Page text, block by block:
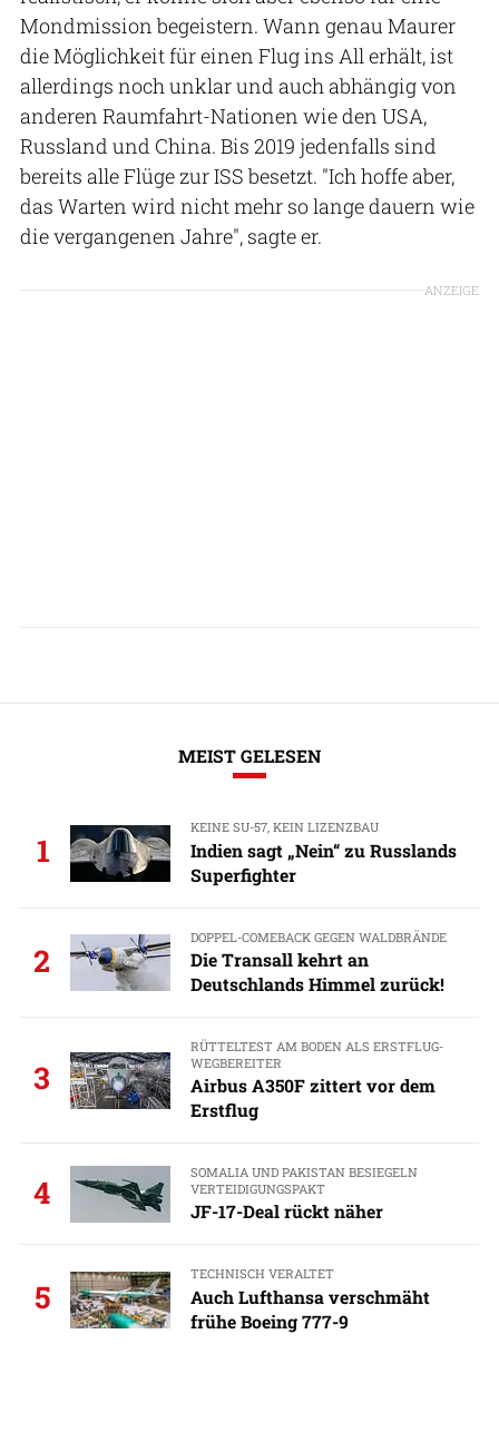
Mondmission begeistern. Wann genau Maurer
die Möglichkeit für einen Flug ins All erhält, ist
allerdings noch unklar und auch abhängig von
anderen Raumfahrt-Nationen wie den USA,
Russland und China. Bis 2019 jedenfalls sind
bereits alle Flüge zur ISS besetzt. "Ich hoffe aber,
das Warten wird nicht mehr so lange dauern wie
die vergangenen Jahre", sagte er.
ANZEIGE
MEIST GELESEN
1
KEINE SU-57, KEIN LIZENZBAU
Indien sagt „Nein“ zu Russlands
Superfighter
2
DOPPEL-COMEBACK GEGEN WALDBRÄNDE
Die Transall kehrt an
Deutschlands Himmel zurück!
3
RÜTTELTEST AM BODEN ALS ERSTFLUG-
WEGBEREITER
Airbus A350F zittert vor dem
Erstflug
4
SOMALIA UND PAKISTAN BESIEGELN
VERTEIDIGUNGSPAKT
JF-17-Deal rückt näher
5
TECHNISCH VERALTET
Auch Lufthansa verschmäht
frühe Boeing 777-9